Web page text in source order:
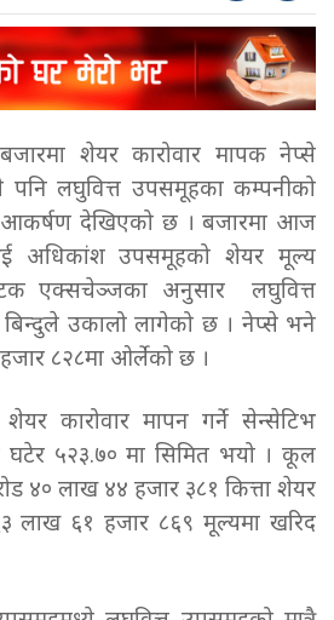
बजारमा शेयर कारोवार मापक नेप्से
लघुवित्त उपसमूहका कम्पनीको
आकर्षण देखिएको छ । बजारमा आज
अधिकांश उपसमूहको शेयर मूल्य
एक्सचेञ्जका अनुसार लघुवित्त
उकालो लागेको छ । नेप्से भने
८२८मा ओर्लेको छ ।
कारोवार मापन गर्ने सेन्सेटिभ
घटेर ५२३.७० मा सिमित भयो । कूल
४० लाख ४४ हजार ३८१ कित्ता शेयर
लाख ६१ हजार ८६९ मूल्यमा खरिद